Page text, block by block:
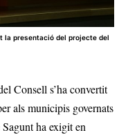
la presentació del projecte del
Consell s’ha convertit
als municipis governats
ha exigit en